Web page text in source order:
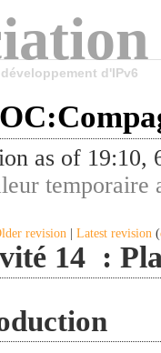
d'IPv6
as of 19:10,
temporaire
revision Latest revision (
14 :